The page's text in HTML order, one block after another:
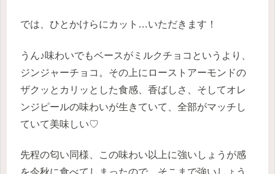
では、ひとかけらにカット…いただきます！
うん♪味わいでもベースがミルクチョコというより、
ジンジャーチョコ。その上にローストアーモンドの
ザクッとカリッとした食感、香ばしさ、そしてオレ
ンジピールの味わいが生きていて、全部がマッチし
ていて美味しい♡
先程の匂い同様、この味わい以上に強いしょうが感